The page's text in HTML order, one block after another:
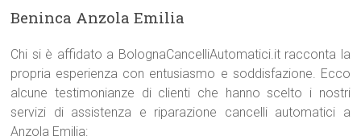
Beninca Anzola Emilia
Chi si è affidato a BolognaCancelliAutomatici.it racconta la
propria esperienza con entusiasmo e soddisfazione. Ecco
alcune testimonianze di clienti che hanno scelto i nostri
servizi di assistenza e riparazione cancelli automatici a
Anzola Emilia: